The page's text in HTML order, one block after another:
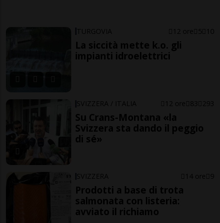
TURGOVIA 12 ore 5 10
La siccità mette k.o. gli
impianti idroelettrici
SVIZZERA / ITALIA 12 ore 83 293
Su Crans-Montana «la
Svizzera sta dando il peggio
di sé»
SVIZZERA 14 ore 9
Prodotti a base di trota
salmonata con listeria:
avviato il richiamo